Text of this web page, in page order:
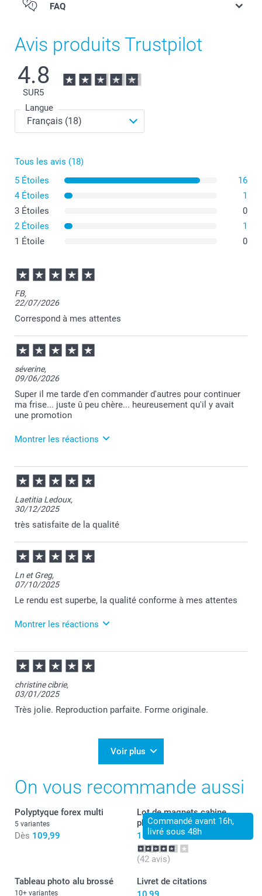
FAQ
Avis produits Trustpilot
4.8
SUR5
Langue
Tous les avis (18)
5 Étoiles
16
4 Étoiles
1
3 Étoiles
0
2 Étoiles
1
1 Étoile
0
FB,
22/07/2026
Correspond à mes attentes
séverine,
09/06/2026
Super il me tarde d'en commander d'autres pour continuer
ma frise... juste û peu chère... heureusement qu'il y avait
une promotion
Montrer les réactions
18/06/2026
08:39
Bonjour Séverine,
Je vous remercie pour votre commande et je suis
heureuse d'apprendre votre satisfaction.
Chaque mois nous proposons de belles offres
promotionnelles alors faites-vous plaisir, vous avez
bien raison!
Nous restons à votre écoute et je vous souhaite une
belle journée.
Cordialement,
Florence@smartphoto
Laetitia Ledoux,
30/12/2025
très satisfaite de la qualité
Ln et Greg,
07/10/2025
Le rendu est superbe, la qualité conforme à mes attentes
Montrer les réactions
07/10/2025
11:00
Bonjour hélène et Grégory,
Merci pour votre commande et je suis heureuse
d'apprendre votre satisfaction.
Au plaisir de vous retrouver pour de nouvelles
Passez une belle journée.
christine cibrie,
03/01/2025
Très jolie. Reproduction parfaite. Forme originale.
Voir plus
On vous recommande aussi
Polyptyque forex multi
5 variantes
Dès 109,99
Commandé avant 16h,
livré sous 48h
Lot de magnets cabine
photo
15,99
(42 avis)
Tableau photo alu brossé
10+ variantes
Livret de citations